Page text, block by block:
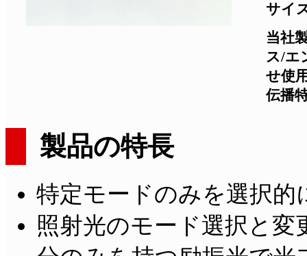
サイ
当社
ス/エ
せ使
伝播
製品の特長
特定モードのみを選択的
照射光のモード選択と変